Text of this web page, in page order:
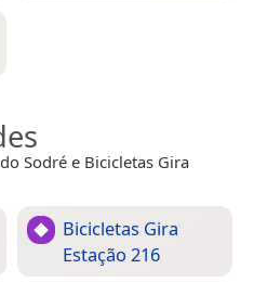
Sodré e Bicicletas Gira
Bicicletas Gira
Estação 216